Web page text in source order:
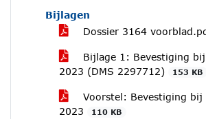
Bijlagen
Dossier 3164
Bijlage 1: Bevestiging
2023 (DMS 2297712)
153 KB
Voorstel: Bevestiging bij
2023
110 KB